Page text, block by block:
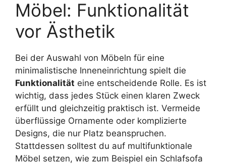
Möbel: Funktionalität
vor Ästhetik
Bei der Auswahl von Möbeln für eine
minimalistische Inneneinrichtung spielt die
Funktionalität eine entscheidende Rolle. Es ist
wichtig, dass jedes Stück einen klaren Zweck
erfüllt und gleichzeitig praktisch ist. Vermeide
überflüssige Ornamente oder komplizierte
Designs, die nur Platz beanspruchen.
Stattdessen solltest du auf multifunktionale
Möbel setzen, wie zum Beispiel ein Schlafsofa